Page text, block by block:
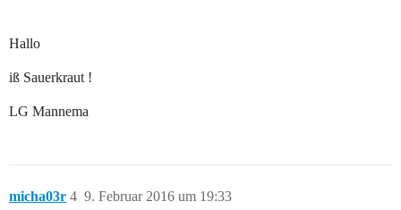
Hallo
iß Sauerkraut !
LG Mannema
micha03r 9. Februar 2016 um 19:33
4